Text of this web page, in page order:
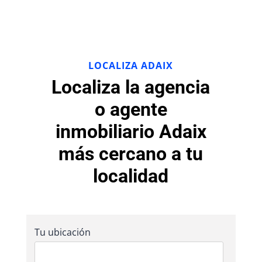
LOCALIZA ADAIX
Localiza la agencia
o agente
inmobiliario Adaix
más cercano a tu
localidad
Tu ubicación